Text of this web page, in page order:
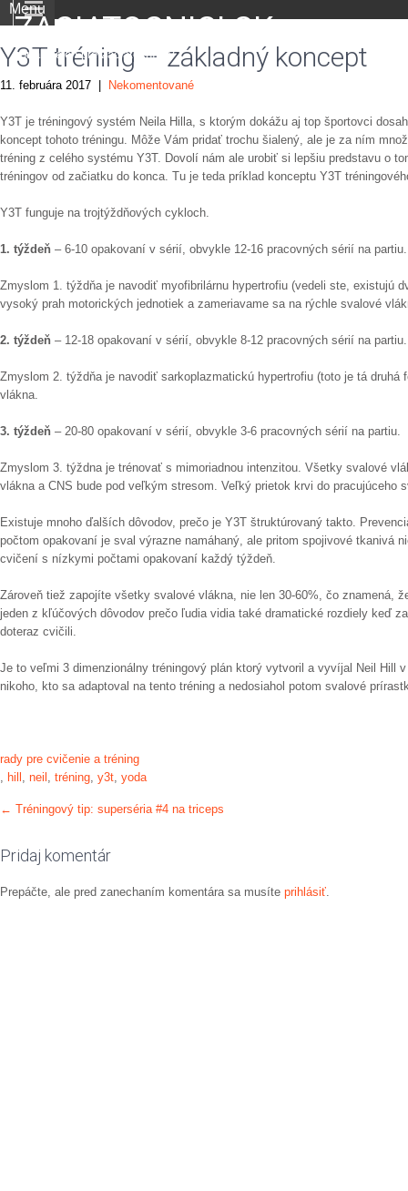
ZACIATOCNICI.SK
portál nielen pre začiatočníkov
Menu
Y3T tréning – základný koncept
11. februára 2017 Nekomentované
Y3T je tréningový systém Neila Hilla, s ktorým dokážu aj top športovci
koncept tohoto tréningu. Môže Vám pridať trochu šialený, ale je za ním
tréning z celého systému Y3T. Dovolí nám ale urobiť si lepšiu predstavu o
tréningov od začiatku do konca. Tu je teda príklad konceptu Y3T
Y3T funguje na trojtýždňových cykloch.
1. týždeň – 6-10 opakovaní v sérií, obvykle 12-16 pracovných sérií na partiu.
Zmyslom 1. týždňa je navodiť myofibrilárnu hypertrofiu (vedeli ste, existujú
vysoký prah motorických jednotiek a zameriavame sa na rýchle svalové
2. týždeň – 12-18 opakovaní v sérií, obvykle 8-12 pracovných sérií na partiu.
Zmyslom 2. týždňa je navodiť sarkoplazmatickú hypertrofiu (toto je tá
vlákna.
3. týždeň – 20-80 opakovaní v sérií, obvykle 3-6 pracovných sérií na partiu.
Zmyslom 3. týždna je trénovať s mimoriadnou intenzitou. Všetky svalové
vlákna a CNS bude pod veľkým stresom. Veľký prietok krvi do
Existuje mnoho ďalších dôvodov, prečo je Y3T štruktúrovaný takto.
počtom opakovaní je sval výrazne namáhaný, ale pritom spojivové tkanivá
cvičení s nízkymi počtami opakovaní každý týždeň.
Zároveň tiež zapojíte všetky svalové vlákna, nie len 30-60%, čo znamená,
jeden z kľúčových dôvodov prečo ľudia vidia také dramatické rozdiely keď
doteraz cvičili.
Je to veľmi 3 dimenzionálny tréningový plán ktorý vytvoril a vyvíjal Neil Hill
nikoho, kto sa adaptoval na tento tréning a nedosiahol potom svalové
rady pre cvičenie a tréning
, hill , neil , tréning, y3t, yoda
Post
← Tréningový tip: superséria #4 na triceps
Pridaj komentár
Prepáčte, ale pred zanechaním komentára sa musíte prihlásiť.